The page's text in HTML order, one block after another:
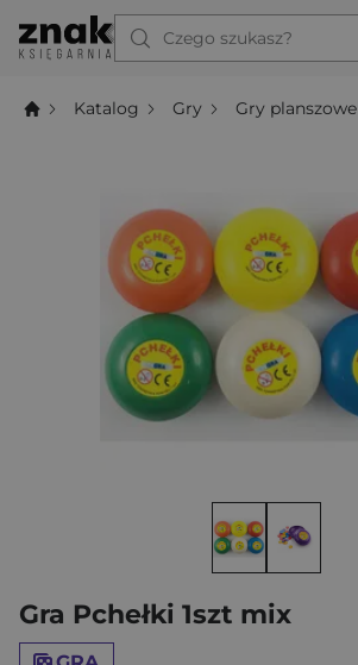
Czego szukasz?
Katalog Gry Gry planszowe
Gra Pchełki 1szt mix